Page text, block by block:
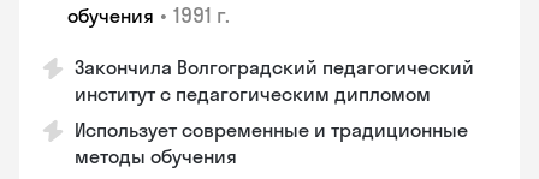
обучения • 1991 г.
Закончила Волгоградский педагогический
институт с педагогическим дипломом
Использует современные и традиционные
методы обучения